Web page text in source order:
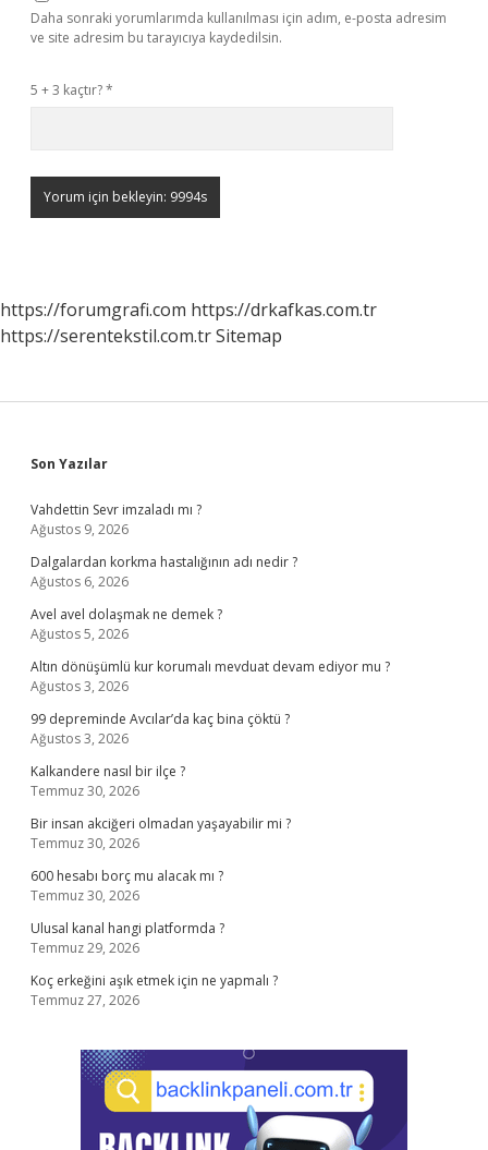
Daha sonraki yorumlarımda kullanılması için adım, e-posta adresim
ve site adresim bu tarayıcıya kaydedilsin.
5 + 3 kaçtır?*
https://forumgrafi.com https://drkafkas.com.tr
https://serentekstil.com.trSitemap
Sidebar
Son Yazılar
Vahdettin Sevr imzaladı mı ?
Ağustos 9, 2026
Dalgalardan korkma hastalığının adı nedir ?
Ağustos 6, 2026
Avel avel dolaşmak ne demek ?
Ağustos 5, 2026
Altın dönüşümlü kur korumalı mevduat devam ediyor mu ?
Ağustos 3, 2026
99 depreminde Avcılar’da kaç bina çöktü ?
Ağustos 3, 2026
Kalkandere nasıl bir ilçe ?
Temmuz 30, 2026
Bir insan akciğeri olmadan yaşayabilir mi ?
Temmuz 30, 2026
600 hesabı borç mu alacak mı ?
Temmuz 30, 2026
Ulusal kanal hangi platformda ?
Temmuz 29, 2026
Koç erkeğini aşık etmek için ne yapmalı ?
Temmuz 27, 2026